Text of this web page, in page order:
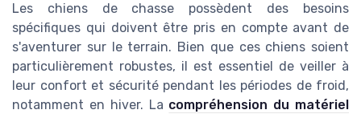
Les chiens de chasse possèdent des besoins
spécifiques qui doivent être pris en compte avant de
s'aventurer sur le terrain. Bien que ces chiens soient
particulièrement robustes, il est essentiel de veiller à
leur confort et sécurité pendant les périodes de froid,
notamment en hiver. La compréhension du matériel